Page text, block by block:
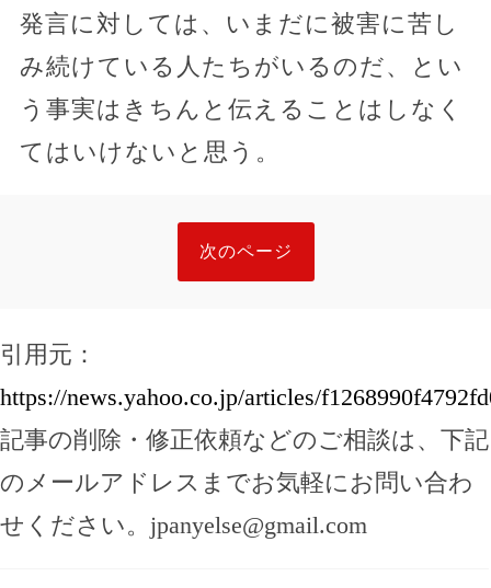
発言に対しては、いまだに被害に苦し
み続けている人たちがいるのだ、とい
う事実はきちんと伝えることはしなく
てはいけないと思う。
次のページ
引用元：
https://news.yahoo.co.jp/articles/
記事の削除・修正依頼などのご相談は、下記
のメールアドレスまでお気軽にお問い合わ
せください。 jpanyelse@gmail.com